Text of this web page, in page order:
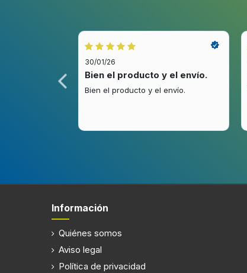
30/01/26
Bien el producto y el envío.
Bien el producto y el envío.
Información
Quiénes somos
Aviso legal
Política de privacidad